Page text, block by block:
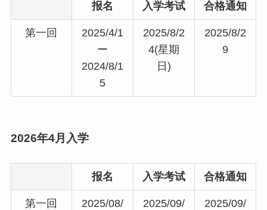
报名 入学考试 合格通知
第一回
2025/4/1
ー
2024/8/1
5
2025/8/2
4(星期
日)
2025/8/2
9
2026年4月入学
报名 入学考试 合格通知
第一回
2025/08/
2025/09/
2025/09/